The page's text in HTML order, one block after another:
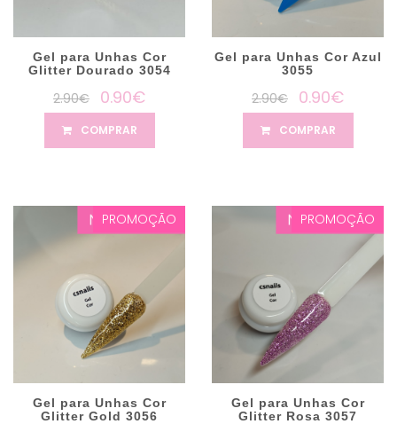
Gel para Unhas Cor
Glitter Dourado 3054
2.90€ 0.90€
COMPRAR
Gel para Unhas Cor Azul
3055
2.90€ 0.90€
COMPRAR
PROMOÇÃO
Gel para Unhas Cor
Glitter Gold 3056
PROMOÇÃO
Gel para Unhas Cor
Glitter Rosa 3057